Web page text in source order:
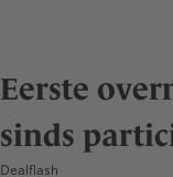
Eerste
sinds
Dealflash